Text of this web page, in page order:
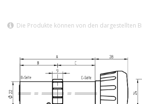
Die Produkte können von den dargestellten